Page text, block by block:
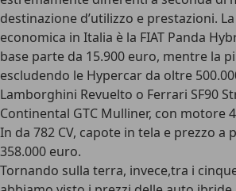
destinazione d’utilizzo e prestazioni.
economica in Italia è la FIAT Panda
base parte da 15.900 euro, mentre la
escludendo le Hypercar da oltre
Lamborghini Revuelto o Ferrari SF90
Continental GTC Mulliner, con motore
In da 782 CV, capote in tela e prezzo a
358.000 euro.
Tornando sulla terra, invece,tra i